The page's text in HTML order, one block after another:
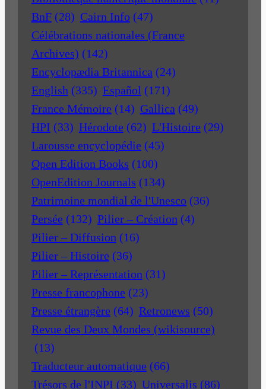
BnF (28) Cairn Info (47)
Célébrations nationales (France
Archives) (142)
Encyclopædia Britannica (24)
English (335) Español (171)
France Mémoire (14) Gallica (49)
HPI (33) Hérodote (62) L'Histoire (29)
Larousse encyclopédie (45)
Open Edition Books (100)
OpenEdition Journals (134)
Patrimoine mondial de l'Unesco (36)
Persée (132) Pilier – Création (4)
Pilier – Diffusion (16)
Pilier – Histoire (36)
Pilier – Représentation (31)
Presse francophone (23)
Presse étrangère (64) Retronews (50)
Revue des Deux Mondes (wikisource)
(13)
Traducteur automatique (66)
Trésors de l'INPI (33) Universalis (86)